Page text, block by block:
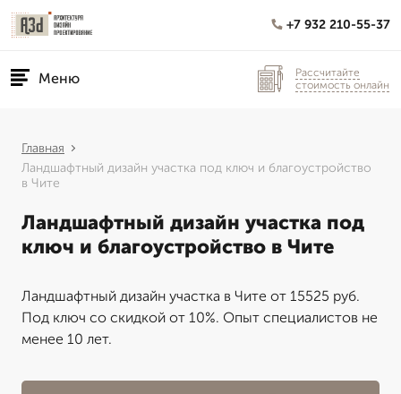
+7 932 210-55-37
Меню
Рассчитайте
стоимость онлайн
Главная
Ландшафтный дизайн участка под ключ и благоустройство
в Чите
Ландшафтный дизайн участка под
ключ и благоустройство в Чите
Ландшафтный дизайн участка в Чите от 15525 руб.
Под ключ со скидкой от 10%. Опыт специалистов не
менее 10 лет.